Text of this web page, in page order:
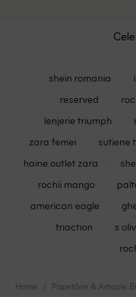
shein romania
reserved
lenjerie triumph
zara femei
sutiene
haine outlet zara
rochii mango
american eagle
triaction
s
Home Papetărie & Articole